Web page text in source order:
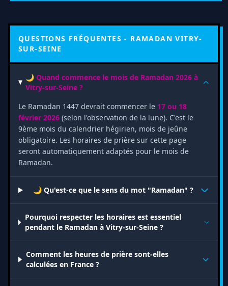
QUESTIONS FRÉQUENTES - RAMADAN VITRY-
SUR-SEINE
🌙 Quand commence le mois de Ramadan 2026 à
Vitry-sur-Seine ?
Le Ramadan 1447 devrait commencer le 17 ou 18
février 2026 (selon l'observation de la lune). C'est le
9ème mois du calendrier hégirien, mois de jeûne
obligatoire. Les horaires de prière sur cette page
seront automatiquement adaptés pour le mois de
Ramadan.
🌙 Qu'est-ce que le sens du mot "Ramadan" ?
Pourquoi respecter les horaires est essentiel
pendant le Ramadan à Vitry-sur-Seine ?
Comment les heures de prière sont-elles
calculées en France ?